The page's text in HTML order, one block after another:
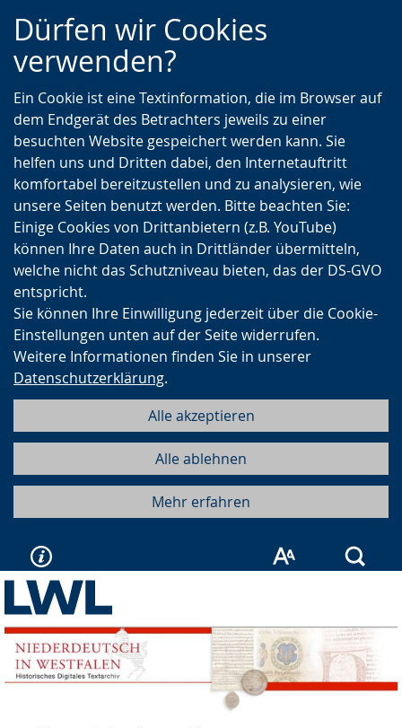
Zur
Hauptnavigation
Zur
Seitennavigation
Zum
Inhalt
Dürfen wir Cookies
verwenden?
Ein Cookie ist eine Textinformation, die im Browser auf
dem Endgerät des Betrachters jeweils zu einer
besuchten Website gespeichert werden kann. Sie
helfen uns und Dritten dabei, den Internetauftritt
komfortabel bereitzustellen und zu analysieren, wie
unsere Seiten benutzt werden. Bitte beachten Sie:
Einige Cookies von Drittanbietern (z.B. YouTube)
können Ihre Daten auch in Drittländer übermitteln,
welche nicht das Schutzniveau bieten, das der DS-GVO
entspricht.
Sie können Ihre Einwilligung jederzeit über die Cookie-
Einstellungen unten auf der Seite widerrufen.
Weitere Informationen finden Sie in unserer
Datenschutzerklärung.
Alle akzeptieren
Alle ablehnen
Mehr erfahren